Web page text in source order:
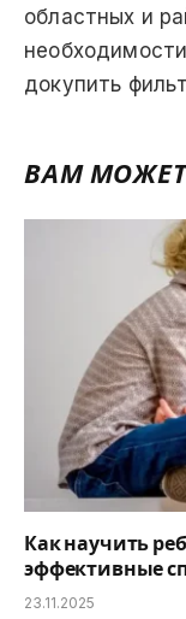
областных и
докупить
ВАМ
Как научить
эффективные
23.11.2025